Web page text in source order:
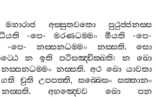
මහාරාජ අස‍්සුතවතො
පුථුජ‍්ජනස‍්ස
-පෙ- මරණධම‍්මං මීයති -පෙ-
-පෙ-නස‍්සනධම‍්මං නස‍්සති.සො
න ඉති පටිසඤ‍්චික‍්ඛති:න
ඛො
නස‍්සනධම‍්මං නස‍්සති. අථ ඛො යාවතා
ගති චුති උපපත‍්ති,සබ‍්බෙසං සත‍්තානං
නස‍්සති. අහඤ‍්චෙව ඛො
පන